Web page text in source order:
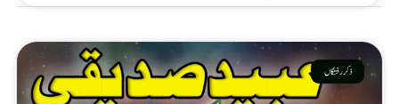
ذکر رفتگاں